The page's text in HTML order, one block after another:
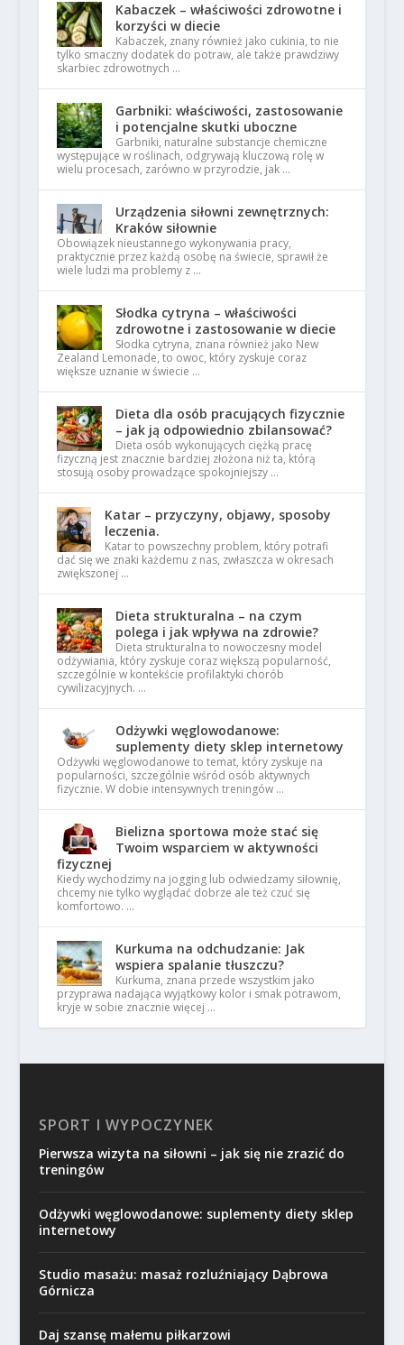
Kabaczek – właściwości zdrowotne i
korzyści w diecie
Kabaczek, znany również jako cukinia, to nie
tylko smaczny dodatek do potraw, ale także prawdziwy
skarbiec zdrowotnych …
Garbniki: właściwości, zastosowanie
i potencjalne skutki uboczne
Garbniki, naturalne substancje chemiczne
występujące w roślinach, odgrywają kluczową rolę w
wielu procesach, zarówno w przyrodzie, jak …
Urządzenia siłowni zewnętrznych:
Kraków siłownie
Obowiązek nieustannego wykonywania pracy,
praktycznie przez każdą osobę na świecie, sprawił że
wiele ludzi ma problemy z …
Słodka cytryna – właściwości
zdrowotne i zastosowanie w diecie
Słodka cytryna, znana również jako New
Zealand Lemonade, to owoc, który zyskuje coraz
większe uznanie w świecie …
Dieta dla osób pracujących fizycznie
– jak ją odpowiednio zbilansować?
Dieta osób wykonujących ciężką pracę
fizyczną jest znacznie bardziej złożona niż ta, którą
stosują osoby prowadzące spokojniejszy …
Katar – przyczyny, objawy, sposoby
leczenia.
Katar to powszechny problem, który potrafi
dać się we znaki każdemu z nas, zwłaszcza w okresach
zwiększonej …
Dieta strukturalna – na czym
polega i jak wpływa na zdrowie?
Dieta strukturalna to nowoczesny model
odżywiania, który zyskuje coraz większą popularność,
szczególnie w kontekście profilaktyki chorób
cywilizacyjnych. …
Odżywki węglowodanowe:
suplementy diety sklep internetowy
Odżywki węglowodanowe to temat, który zyskuje na
popularności, szczególnie wśród osób aktywnych
fizycznie. W dobie intensywnych treningów …
Bielizna sportowa może stać się
Twoim wsparciem w aktywności
fizycznej
Kiedy wychodzimy na jogging lub odwiedzamy siłownię,
chcemy nie tylko wyglądać dobrze ale też czuć się
komfortowo. …
Kurkuma na odchudzanie: Jak
wspiera spalanie tłuszczu?
Kurkuma, znana przede wszystkim jako
przyprawa nadająca wyjątkowy kolor i smak potrawom,
kryje w sobie znacznie więcej …
SPORT I WYPOCZYNEK
Pierwsza wizyta na siłowni – jak się nie zrazić do
treningów
Odżywki węglowodanowe: suplementy diety sklep
internetowy
Studio masażu: masaż rozluźniający Dąbrowa
Górnicza
Daj szansę małemu piłkarzowi